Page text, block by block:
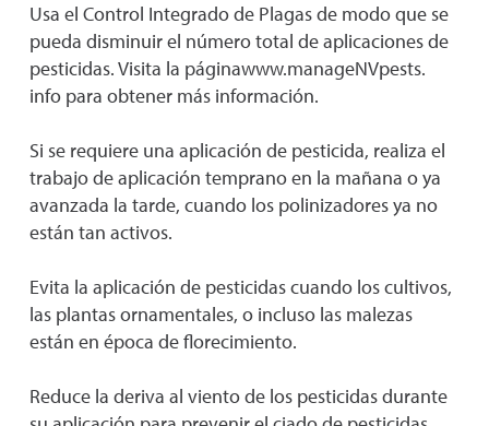
Usa el Control Integrado de Plagas de modo que se
pueda disminuir el número total de aplicaciones de
pesticidas. Visita la páginawww.manageNVpests.
info para obtener más información.
Si se requiere una aplicación de pesticida, realiza el
trabajo de aplicación temprano en la mañana o ya
avanzada la tarde, cuando los polinizadores ya no
están tan activos.
Evita la aplicación de pesticidas cuando los cultivos,
las plantas ornamentales, o incluso las malezas
están en época de florecimiento.
Reduce la deriva al viento de los pesticidas durante